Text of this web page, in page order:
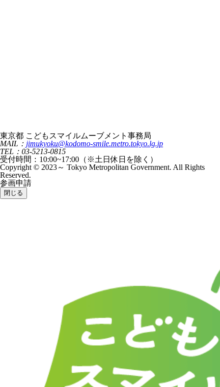
東京都 こどもスマイルムーブメント事務局
MAIL： jimukyoku@kodomo-smile.metro.tokyo.lg.jp
TEL：03-5213-0815
受付時間：10:00~17:00（※土日休日を除く）
Copyright © 2023～ Tokyo Metropolitan Government. All Rights
Reserved.
参画申請
閉じる